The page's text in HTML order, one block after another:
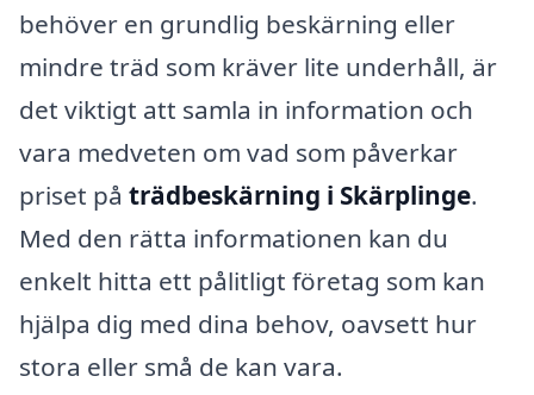
behöver en grundlig beskärning eller
mindre träd som kräver lite underhåll, är
det viktigt att samla in information och
vara medveten om vad som påverkar
priset på trädbeskärning i Skärplinge.
Med den rätta informationen kan du
enkelt hitta ett pålitligt företag som kan
hjälpa dig med dina behov, oavsett hur
stora eller små de kan vara.